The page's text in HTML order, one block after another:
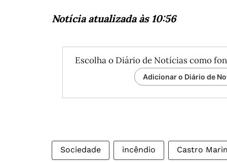
Notícia atualizada às 10:56
Escolha o Diário de Notícias como
Adicionar o Diário de
Sociedade incêndio Castro